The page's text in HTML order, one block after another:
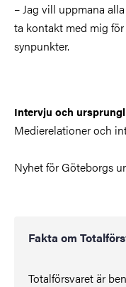
– Jag vill uppmana
ta kontakt med mig
synpunkter.
Intervju och
Medierelationer och
Nyhet för Göteborgs
Fakta om
Totalförsvaret är